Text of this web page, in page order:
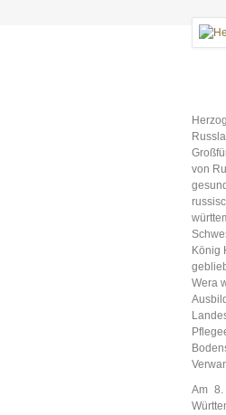
von
König
Wera
Am